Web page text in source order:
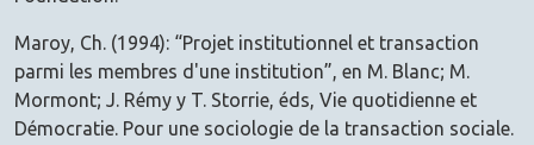
Maroy, Ch. (1994): “Projet institutionnel et transaction
parmi les membres d'une institution”, en M. Blanc; M.
Mormont; J. Rémy y T. Storrie, éds, Vie quotidienne et
Démocratie. Pour une sociologie de la transaction sociale.